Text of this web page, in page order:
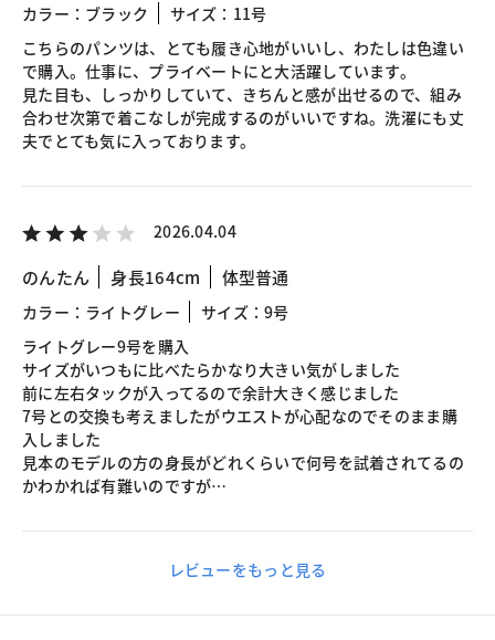
カラー：ブラック
サイズ：11号
こちらのパンツは、とても履き心地がいいし、わたしは色違い
で購入。仕事に、プライベートにと大活躍しています。
見た目も、しっかりしていて、きちんと感が出せるので、組み
合わせ次第で着こなしが完成するのがいいですね。洗濯にも丈
夫でとても気に入っております。
2026.04.04
のんたん 身長164cm 体型普通
カラー：ライトグレー
サイズ：9号
ライトグレー9号を購入
サイズがいつもに比べたらかなり大きい気がしました
前に左右タックが入ってるので余計大きく感じました
7号との交換も考えましたがウエストが心配なのでそのまま購
入しました
見本のモデルの方の身長がどれくらいで何号を試着されてるの
かわかれば有難いのですが…
レビューをもっと見る